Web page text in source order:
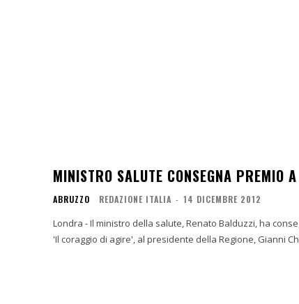
MINISTRO SALUTE CONSEGNA PREMIO
ABRUZZO REDAZIONE ITALIA - 14 DICEMBRE 2012
Londra - Il ministro della salute, Renato Balduzzi, ha consegnato il premio di Federsanità Anci per